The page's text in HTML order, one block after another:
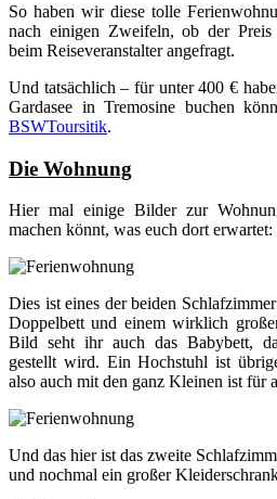
So haben wir diese tolle
nach einigen Zweifeln, ob der
beim Reiseveranstalter angefragt.
Und tatsächlich – für unter 400 €
Gardasee in Tremosine buchen
BSWToursitik.
Die Wohnung
Hier mal einige Bilder zur
machen könnt, was euch dort erwartet:
Dies ist eines der beiden
Doppelbett und einem wirklich
Bild seht ihr auch das Babybett,
gestellt wird. Ein Hochstuhl ist
also auch mit den ganz Kleinen ist für
Und das hier ist das zweite
und nochmal ein großer